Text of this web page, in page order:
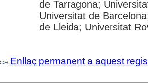
de Tarragona;
Universitat de
de Lleida; Universitat
Enllaç permanent a aquest